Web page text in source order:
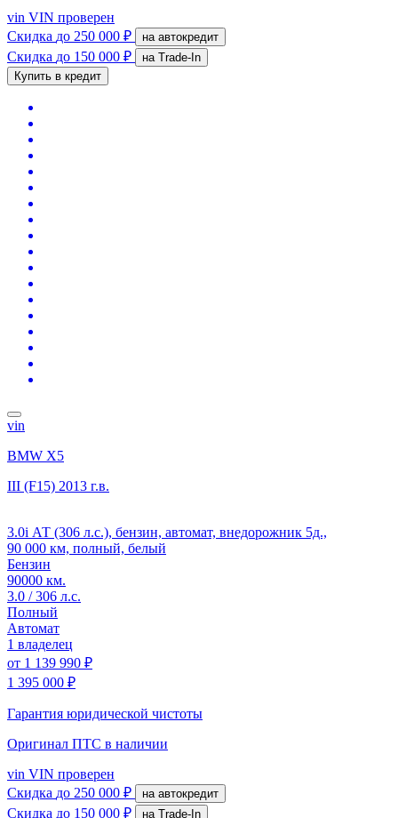
vin VIN проверен
Скидка до 250 000 ₽ на автокредит
Скидка до 150 000 ₽
на Trade-In
Купить в кредит
vin
BMW X5
III (F15) 2013 г.в.
3.0i АТ (306 л.с.), бензин, автомат, внедорожник 5д.,
90 000 км, полный, белый
Бензин
90000 км.
3.0 / 306 л.с.
Полный
Автомат
1 владелец
от 1 139 990 ₽
1 395 000 ₽
Гарантия юридической чистоты
Оригинал ПТС в наличии
vin VIN проверен
Скидка до 250 000 ₽ на автокредит
Скидка до 150 000 ₽ на Trade-In